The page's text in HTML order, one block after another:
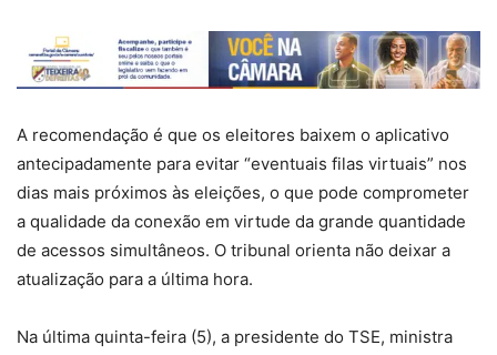
A recomendação é que os eleitores baixem o aplicativo
antecipadamente para evitar “eventuais filas virtuais” nos
dias mais próximos às eleições, o que pode comprometer
a qualidade da conexão em virtude da grande quantidade
de acessos simultâneos. O tribunal orienta não deixar a
atualização para a última hora.
Na última quinta-feira (5), a presidente do TSE, ministra